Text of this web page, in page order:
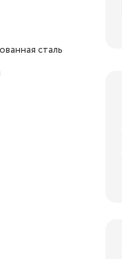
сталь